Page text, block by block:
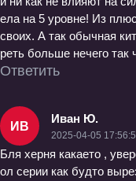
ела на 5 уровне! Из
своих. А так обычная
реть больше нечего так
Ответить
ИВ
Иван Ю.
2025-04-05
Бля херня какаето ,
ол серии как будто